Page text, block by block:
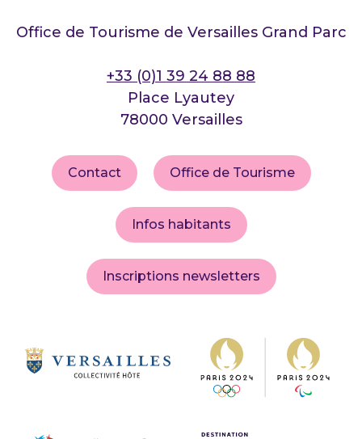
Office de Tourisme de Versailles Grand Parc
+33 (0)1 39 24 88 88
Place Lyautey
78000 Versailles
Contact Office de Tourisme
Infos habitants
Inscriptions newsletters